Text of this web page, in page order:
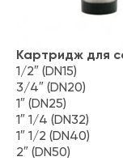
Картридж для
1/2″ (DN15)
3/4″ (DN20)
1″ (DN25)
1″ 1/4 (DN32)
1″ 1/2 (DN40)
2″ (DN50)